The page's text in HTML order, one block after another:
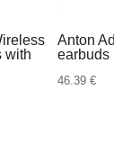
with
Anton
earbuds
46.39€